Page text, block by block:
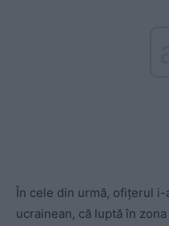
În cele din urmă, ofițerul
ucrainean, că luptă în